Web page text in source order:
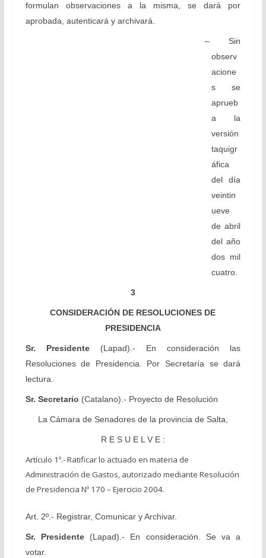
formulan observaciones a la misma, se dará por
aprobada, autenticará y archivará.
– Sin
observ
acione
s se
aprueb
a la
versión
taquigr
áfica
del día
veintin
ueve
de abril
del año
dos mil
cuatro.
3
CONSIDERACIÓN DE RESOLUCIONES DE
PRESIDENCIA
Sr. Presidente(Lapad).- En consideración las
Resoluciones de Presidencia. Por Secretaría se dará
lectura.
Sr. Secretario (Catalano).- Proyecto de Resolución
La Cámara de Senadores de la provincia de Salta,
R E S U E L V E :
Artículo 1º.- Ratificar lo actuado en materia de
Administración de Gastos, autorizado mediante Resolución
de Presidencia Nº 170 – Ejercicio 2004.
Art. 2º.- Registrar, Comunicar y Archivar.
Sr. Presidente(Lapad).- En consideración. Se va a
votar.